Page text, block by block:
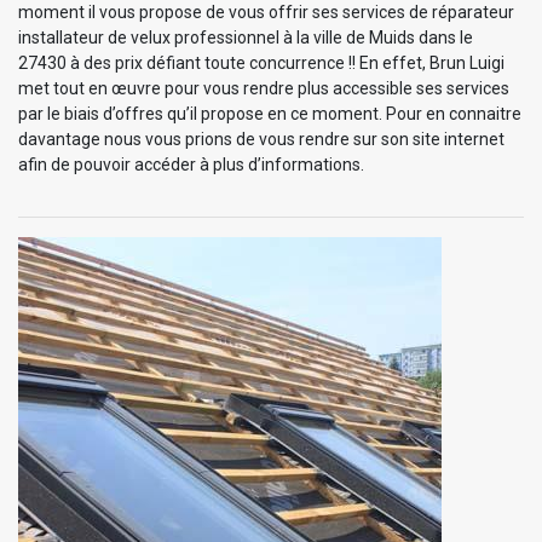
moment il vous propose de vous offrir ses services de réparateur
installateur de velux professionnel à la ville de Muids dans le
27430 à des prix défiant toute concurrence !! En effet, Brun Luigi
met tout en œuvre pour vous rendre plus accessible ses services
par le biais d’offres qu’il propose en ce moment. Pour en connaitre
davantage nous vous prions de vous rendre sur son site internet
afin de pouvoir accéder à plus d’informations.